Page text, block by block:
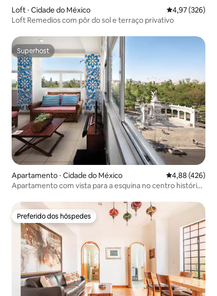
Loft ⋅ Cidade do México 4,97 de uma
4,97 (326)
Loft Remedios com pôr do sol e terraço privativo
Superhost
Superhost
Apartamento ⋅ Cidade do México 4,88 de uma
4,88 (426)
Apartamento com vista para a esquina no centro histórico
Preferido dos hóspedes
Preferido dos hóspedes